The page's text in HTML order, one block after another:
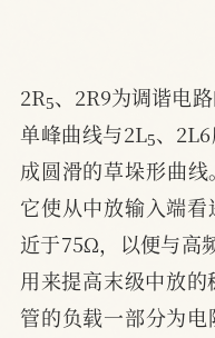
2R 、2R9为调谐电
单峰曲线与2L5、
成圆滑的草垛形曲线
它使从中放输入端
近于75Ω，以便与高
用来提高末级中放
管的负载一部分为电